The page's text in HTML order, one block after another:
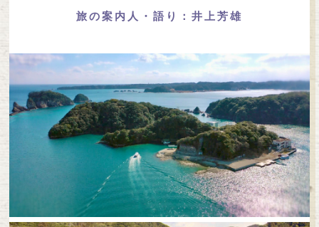
旅の案内人・語り：井上芳雄